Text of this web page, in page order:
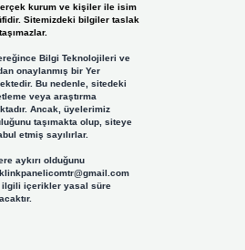
kurum ve kişiler ile isim
Sitemizdeki bilgiler taslak
Bilgi Teknolojileri ve
onaylanmış bir Yer
Bu nedenle, sitedeki
veya araştırma
Ancak, üyelerimiz
taşımakta olup, siteye
etmiş sayılırlar.
aykırı olduğunu
ilgili içerikler yasal süre